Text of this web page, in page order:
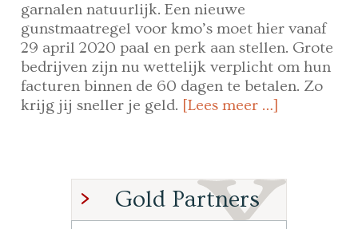
garnalen natuurlijk. Een nieuwe
gunstmaatregel voor kmo’s moet hier vanaf
29 april 2020 paal en perk aan stellen. Grote
bedrijven zijn nu wettelijk verplicht om hun
facturen binnen de 60 dagen te betalen. Zo
krijg jij sneller je geld. [Lees meer …]
Gold Partners